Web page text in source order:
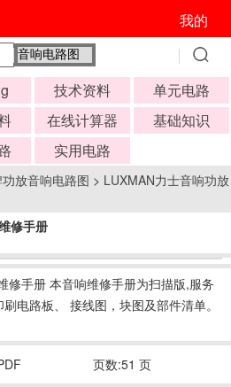
我的
技术资料
单元电路
在线计算器
基础知识
实用电路
放音响电路图 > LUXMAN力士音响功放
修手册
修手册 本音响维修手册为扫描版,服务
电路板、 接线图，块图及部件清单。
页数:51 页